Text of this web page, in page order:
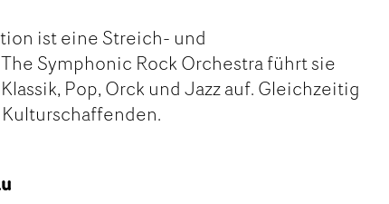
ist eine Streich- und
Symphonic Rock Orchestra führt sie
Pop, Orck und Jazz auf. Gleichzeitig